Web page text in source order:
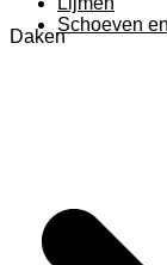
Schoeven
Daken